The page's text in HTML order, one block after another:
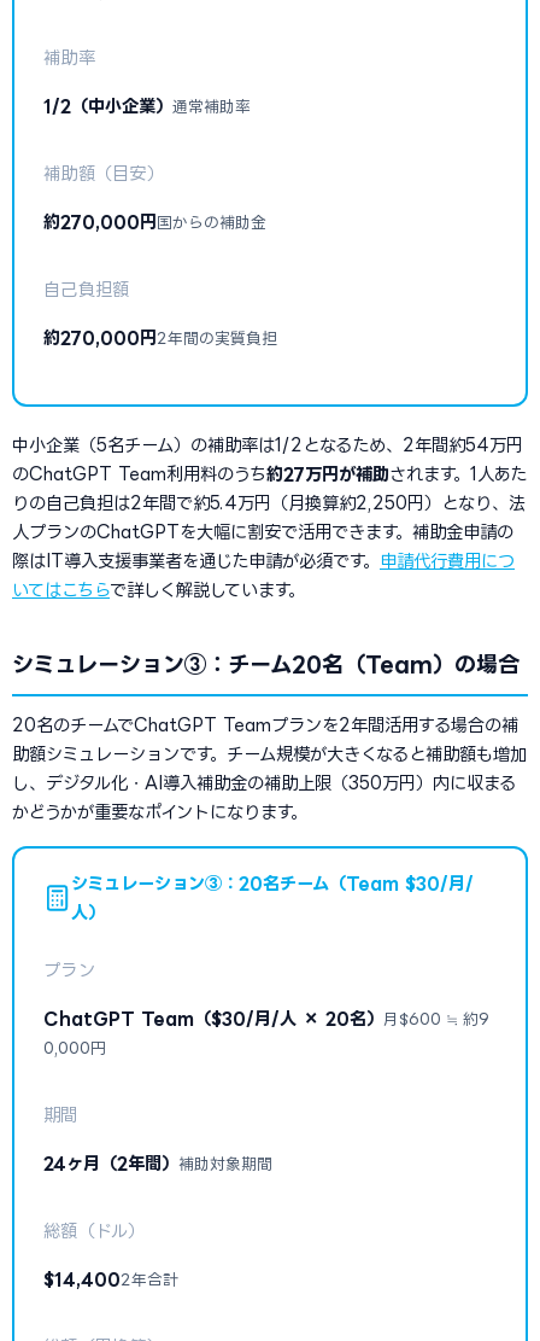
補助率
1/2（中小企業） 通常補助率
補助額（目安）
約270,000円 国からの補助金
自己負担額
約270,000円 2年間の実質負担
中小企業（5名チーム）の補助率は1/2となるため、2年間約54万円
のChatGPT Team利用料のうち約27万円が補助されます。1人あた
りの自己負担は2年間で約5.4万円（月換算約2,250円）となり、法
人プランのChatGPTを大幅に割安で活用できます。補助金申請の
際はIT導入支援事業者を通じた申請が必須です。 申請代行費用につ
いてはこちらで詳しく解説しています。
シミュレーション③：チーム20名（Team）の場合
20名のチームでChatGPT Teamプランを2年間活用する場合の補
助額シミュレーションです。チーム規模が大きくなると補助額も増加
し、デジタル化・AI導入補助金の補助上限（350万円）内に収まる
かどうかが重要なポイントになります。
シミュレーション③：20名チーム（Team $30/月/
人）
プラン
ChatGPT Team（$30/月/人 × 20名）
月$600 ≒ 約9
0,000円
期間
24ヶ月（2年間） 補助対象期間
総額（ドル）
$14,4002年合計